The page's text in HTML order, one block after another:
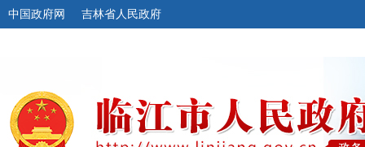
中国政府网 吉林省人民政府